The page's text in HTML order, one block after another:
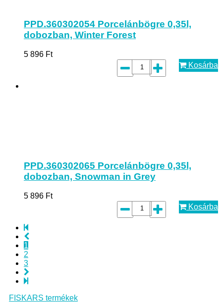
PPD.360302054 Porcelánbögre 0,35l,
dobozban, Winter Forest
5 896 Ft
Kosárba
PPD.360302065 Porcelánbögre 0,35l,
dobozban, Snowman in Grey
5 896 Ft
Kosárba
1
2
3
FISKARS termékek